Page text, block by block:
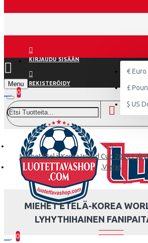
KIRJAUDU SISÄÄN
REKISTERÖIDY
€ Euro
£
$ US
Menu
0
0
Miehet Etelä-Korea World Cup 2026
,Vieras
MIEHET ETELÄ-KOREA
LYHYTHIHAINEN